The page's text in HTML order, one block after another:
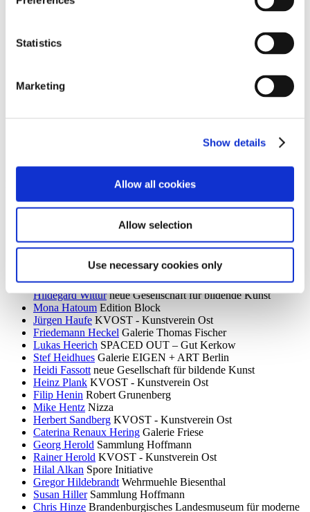
Statistics
Marketing
Show details
Allow all cookies
Allow selection
Use necessary cookies only
Monika Grabuschnigg
SPACED OUT – Gut Kerkow
Isabelle Graeff
Martin Groß
Kunstraum Kreuzberg/Bethanien
KVOST - Kunstverein Ost
Robert Haas Haus am Waldsee
Galerie Nordenhake
Villa Schöningen
Richard Hamilton Edition Block
KVOST - Kunstverein Ost
Harald Krainer, Lutz Marx, Herbert Meyer, Veronika Patzuda,
Hildegard Wittur neue Gesellschaft für bildende Kunst
Mona Hatoum Edition Block
Jürgen Haufe KVOST - Kunstverein Ost
Friedemann Heckel Galerie Thomas Fischer
Lukas Heerich SPACED OUT – Gut Kerkow
Stef Heidhues Galerie EIGEN + ART Berlin
Heidi Fassott neue Gesellschaft für bildende Kunst
Heinz Plank KVOST - Kunstverein Ost
Filip Henin Robert Grunenberg
Mike Hentz Nizza
Herbert Sandberg KVOST - Kunstverein Ost
Caterina Renaux Hering Galerie Friese
Georg Herold Sammlung Hoffmann
Rainer Herold KVOST - Kunstverein Ost
Hilal Alkan Spore Initiative
Gregor Hildebrandt Wehrmuehle Biesenthal
Susan Hiller Sammlung Hoffmann
Chris Hinze Brandenburgisches Landesmuseum für moderne